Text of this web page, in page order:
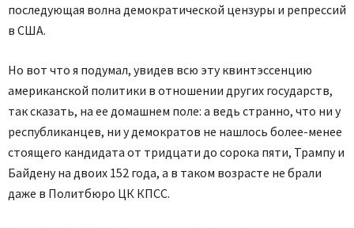
последующая волна демократической цензуры и репрессий
в США.
Но вот что я подумал, увидев всю эту квинтэссенцию
американской политики в отношении других государств,
так сказать, на ее домашнем поле: а ведь странно, что ни у
республиканцев, ни у демократов не нашлось более-менее
стоящего кандидата от тридцати до сорока пяти, Трампу и
Байдену на двоих 152 года, а в таком возрасте не брали
даже в Политбюро ЦК КПСС.